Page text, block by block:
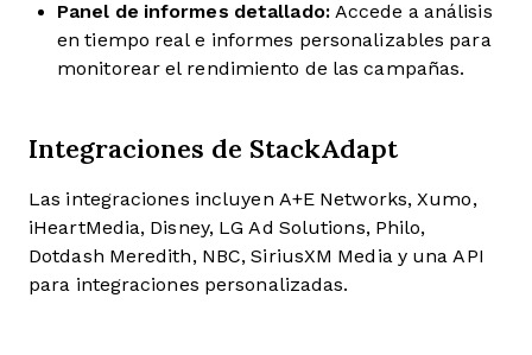
Panel de informes detallado:Accede a análisis
en tiempo real e informes personalizables para
monitorear el rendimiento de las campañas.
Integraciones de StackAdapt
Las integraciones incluyen A+E Networks, Xumo,
iHeartMedia, Disney, LG Ad Solutions, Philo,
Dotdash Meredith, NBC, SiriusXM Media y una API
para integraciones personalizadas.